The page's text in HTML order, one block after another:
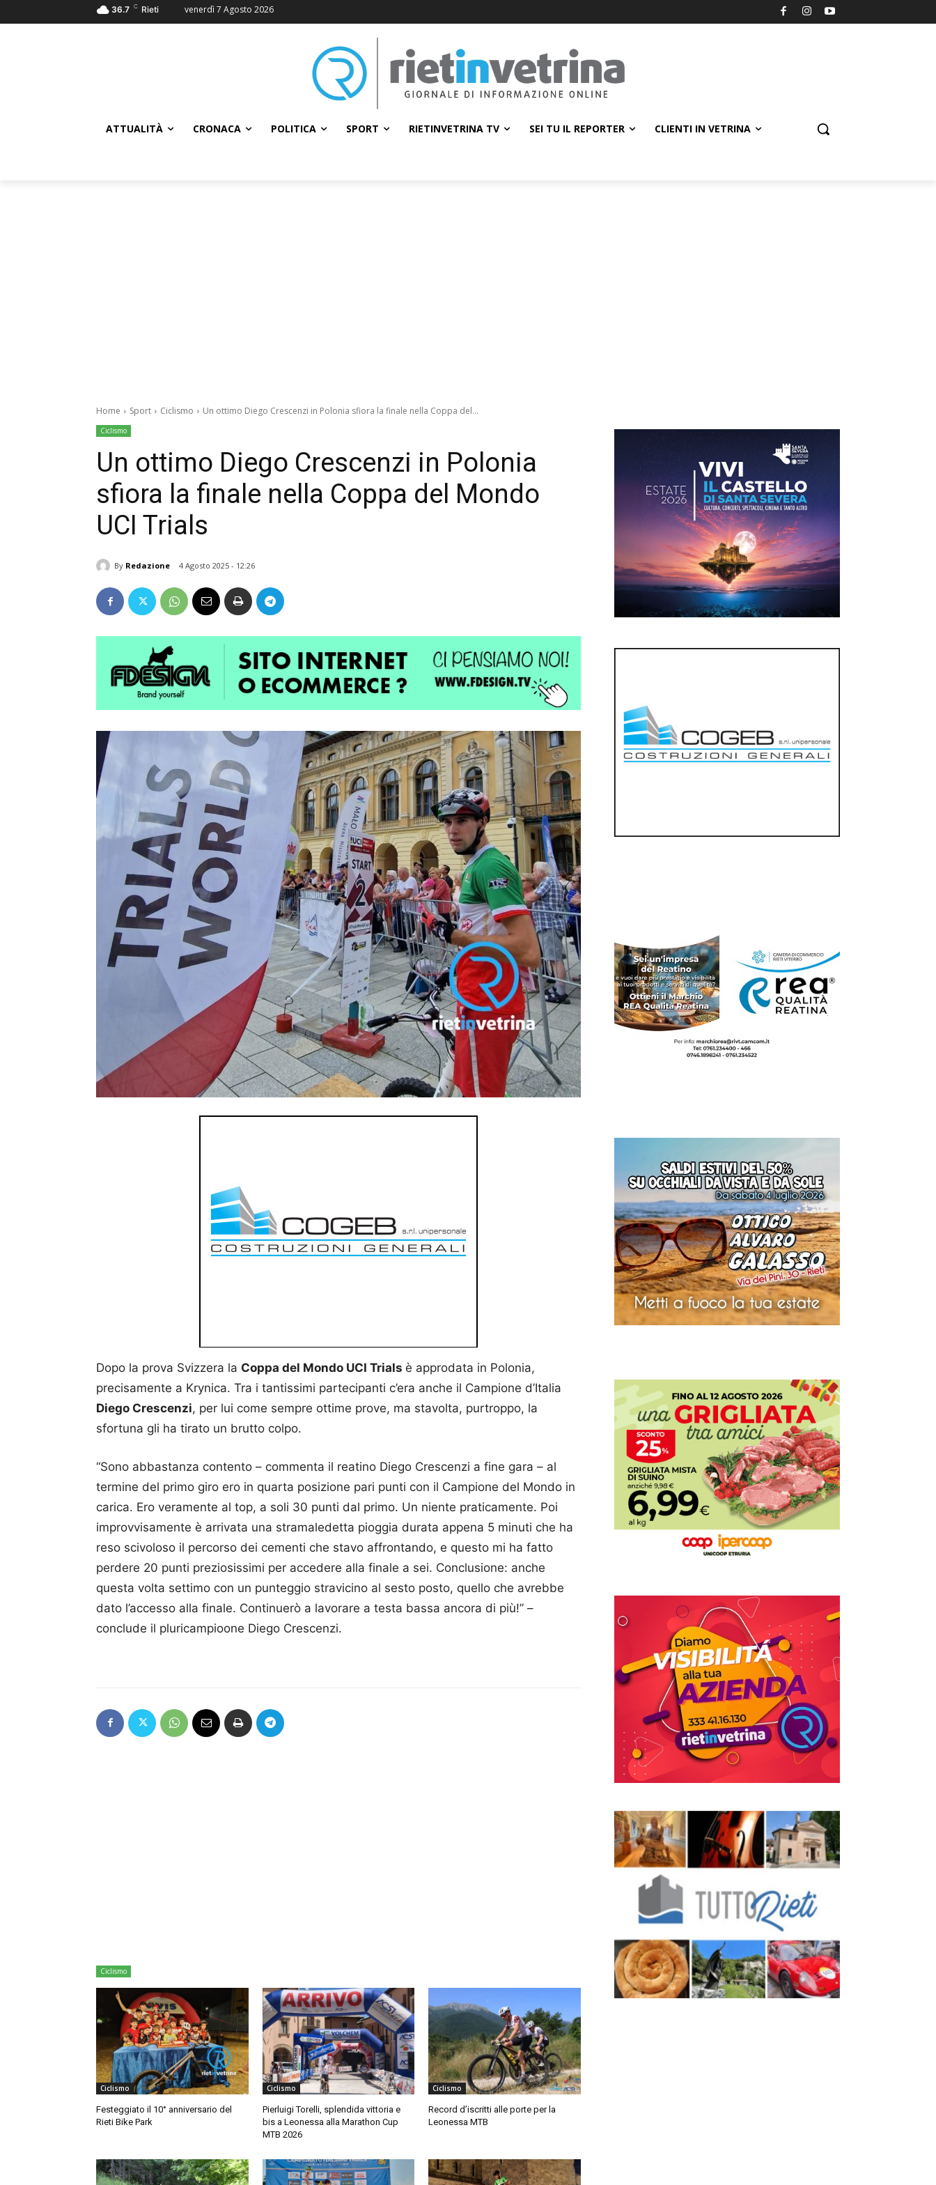
36.7 C Rieti venerdì 7 Agosto 2026
ATTUALITÀ CRONACA POLITICA SPORT RIETINVETRINA TV SEI TU IL REPORTER CLIENTI IN VETRINA
Home Sport Ciclismo Un ottimo Diego Crescenzi in Polonia sfiora la finale nella Coppa del...
Ciclismo
Un ottimo Diego Crescenzi in Polonia
sfiora la finale nella Coppa del Mondo
UCI Trials
By Redazione 4 Agosto 2025 - 12:26
Dopo la prova Svizzera la Coppa del Mondo UCI Trials è approdata in Polonia,
precisamente a Krynica. Tra i tantissimi partecipanti c’era anche il Campione d’Italia
Diego Crescenzi, per lui come sempre ottime prove, ma stavolta, purtroppo, la
sfortuna gli ha tirato un brutto colpo.
“Sono abbastanza contento – commenta il reatino Diego Crescenzi a fine gara – al
termine del primo giro ero in quarta posizione pari punti con il Campione del Mondo in
carica. Ero veramente al top, a soli 30 punti dal primo. Un niente praticamente. Poi
improvvisamente è arrivata una stramaledetta pioggia durata appena 5 minuti che ha
reso scivoloso il percorso dei cementi che stavo affrontando, e questo mi ha fatto
perdere 20 punti preziosissimi per accedere alla finale a sei. Conclusione: anche
questa volta settimo con un punteggio stravicino al sesto posto, quello che avrebbe
dato l’accesso alla finale. Continuerò a lavorare a testa bassa ancora di più!” –
conclude il pluricampioone Diego Crescenzi.
Ciclismo
Ciclismo
Festeggiato il 10° anniversario del
Rieti Bike Park
Ciclismo
Pierluigi Torelli, splendida vittoria e
bis a Leonessa alla Marathon Cup
MTB 2026
Ciclismo
Record d’iscritti alle porte per la
Leonessa MTB